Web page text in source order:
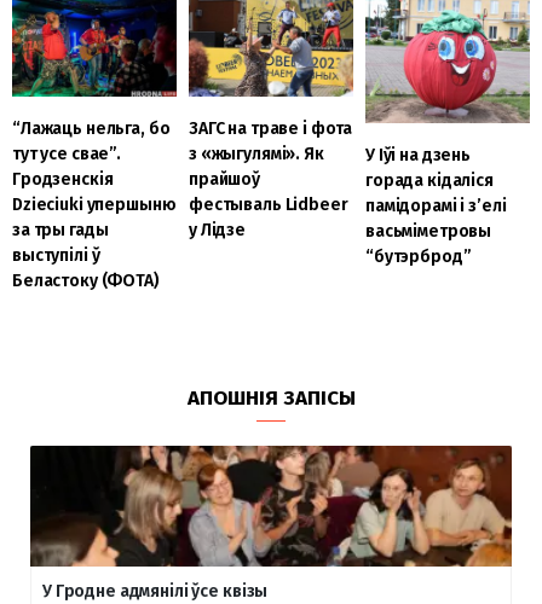
“Лажаць нельга, бо
тут усе свае”.
Гродзенскія
Dzieciuki упершыню
за тры гады
выступілі ў
Беластоку (ФОТА)
ЗАГС на траве і фота
з «жыгулямі». Як
прайшоў
фестываль Lidbeer
у Лідзе
У Іўі на дзень
горада кідаліся
памідорамі і з’елі
васьміметровы
“бутэрброд”
АПОШНІЯ ЗАПІСЫ
У Гродне адмянілі ўсе квізы